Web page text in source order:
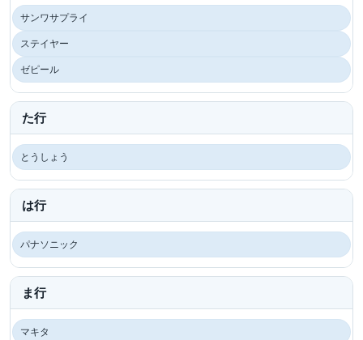
サンワサプライ
ステイヤー
ゼピール
た行
とうしょう
は行
パナソニック
ま行
マキタ